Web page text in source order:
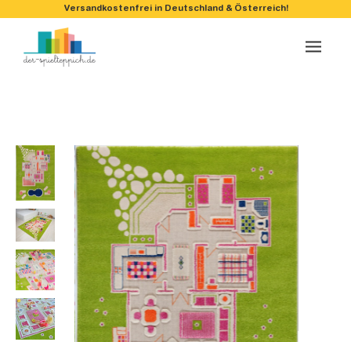
Versandkostenfrei in Deutschland & Österreich!